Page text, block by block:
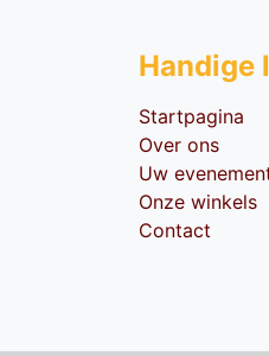
Handige
Startpagina
Over ons
Uw
Onze winkels
Contact